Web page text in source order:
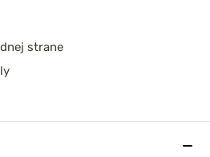
strane